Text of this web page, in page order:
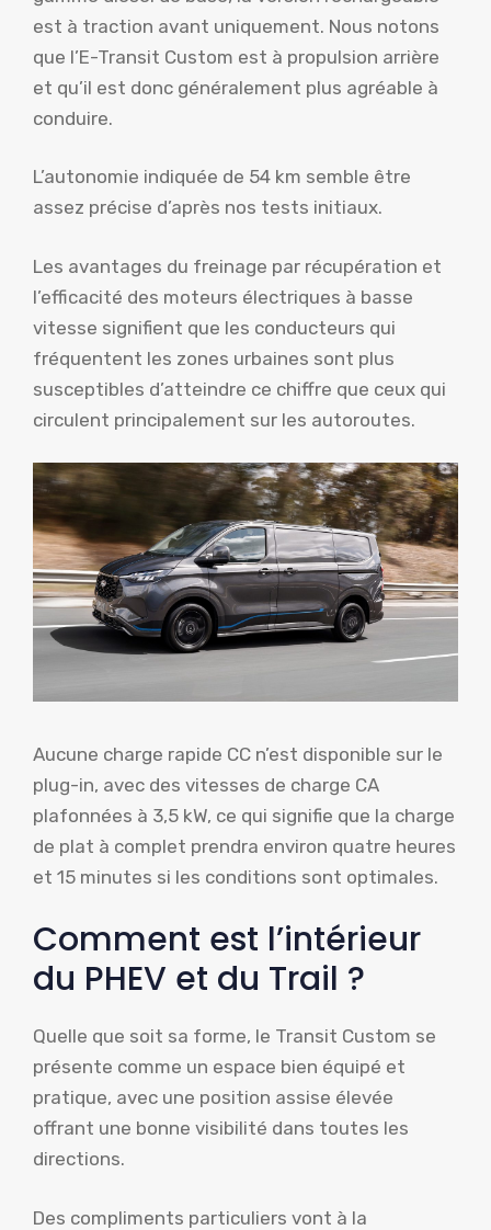
est à traction avant uniquement. Nous notons
que l’E-Transit Custom est à propulsion arrière
et qu’il est donc généralement plus agréable à
conduire.
L’autonomie indiquée de 54 km semble être
assez précise d’après nos tests initiaux.
Les avantages du freinage par récupération et
l’efficacité des moteurs électriques à basse
vitesse signifient que les conducteurs qui
fréquentent les zones urbaines sont plus
susceptibles d’atteindre ce chiffre que ceux qui
circulent principalement sur les autoroutes.
Aucune charge rapide CC n’est disponible sur le
plug-in, avec des vitesses de charge CA
plafonnées à 3,5 kW, ce qui signifie que la charge
de plat à complet prendra environ quatre heures
et 15 minutes si les conditions sont optimales.
Comment est l’intérieur
du PHEV et du Trail ?
Quelle que soit sa forme, le Transit Custom se
présente comme un espace bien équipé et
pratique, avec une position assise élevée
offrant une bonne visibilité dans toutes les
directions.
Des compliments particuliers vont à la